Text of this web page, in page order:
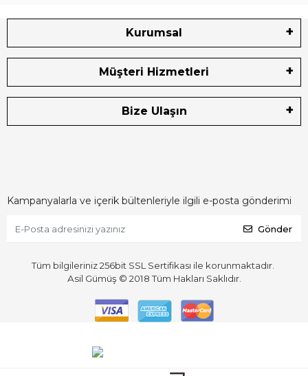
Kurumsal
Müşteri Hizmetleri
Bize Ulaşın
Kampanyalarla ve içerik bültenleriyle ilgili e-posta gönderimi
Gönder
Tüm bilgileriniz 256bit SSL Sertifikası ile korunmaktadır.
Asil Gümüş © 2018Tüm Hakları Saklıdır.